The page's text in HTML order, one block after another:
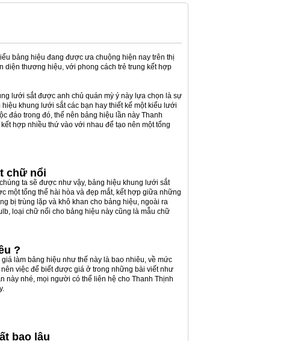
bảng hiệu đang được ưa chuộng hiện nay trên thị
diện thương hiệu, với phong cách trẻ trung kết hợp
lưới sắt được anh chủ quán mỳ ý này lựa chọn là sự
khung lưới sắt các bạn hay thiết kế một kiểu lưới
đáo trong đó, thế nên bảng hiệu lần này Thanh
hợp nhiều thứ vào với nhau để tạo nên một tổng
chữ nổi
ta sẽ được như vậy, bảng hiệu khung lưới sắt
một tổng thể hài hòa và đẹp mắt, kết hợp giữa những
bị trùng lặp và khô khan cho bảng hiệu, ngoài ra
loại chữ nổi cho bảng hiệu này cũng là mẫu chữ
?
làm bảng hiệu như thế này là bao nhiêu, về mức
việc để biết được giá ở trong những bài viết như
này nhé, mọi người có thể liên hệ cho Thanh Thịnh
bao lâu